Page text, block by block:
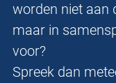
worden niet aan
maar in
voor?
Spreek dan